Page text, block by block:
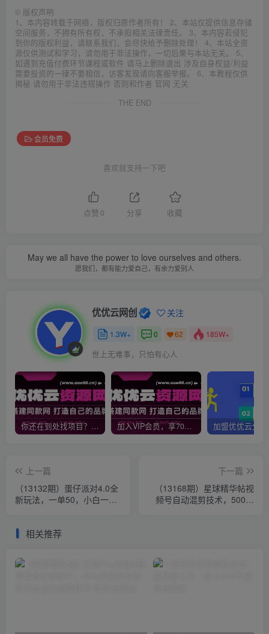
© 版权声明
1、本内容转载于网络，版权归原作者所有！ 2、本站仅提供信息存储
空间服务，不拥有所有权，不承担相关法律责任。 3、本内容若侵犯
到你的版权利益，请联系我们，会尽快给予删除处理！ 4、本站全资
源仅供测试和学习，请勿用于非法操作，一切后果与本站无关。 5、
如遇到充值付费环节课程或软件 请马上删除退出 涉及自身权益/利益
需要投资的一律不要相信，访客发现请向客服举报。 6、本教程仅供
揭秘 请勿用于非法违规操作 否则和作者 官网 无关
THE END
会员免费
喜欢就支持一下吧
点赞 0 分享 收藏
May we all have the power to love ourselves and others.
愿我们，都有能力爱自己，有余力爱别人
优优云网创 关注
1.3W+ 0 62 185W+
世上无难事，只怕有心人
你还在到处找项目？还在当韭菜？我靠网创资源站一个月收入5万+，曾经我也是个失败者。 加入VIP会员，享70%的推广提成，免费学习多种网上创业课程，菜鸟秒变大神！
上一篇
（13132期）蛋仔派对4.0全
新玩法，一单50，小白一部
下一篇
（13168期）星球精华帖视
频号自动混剪技术，500万
相关推荐